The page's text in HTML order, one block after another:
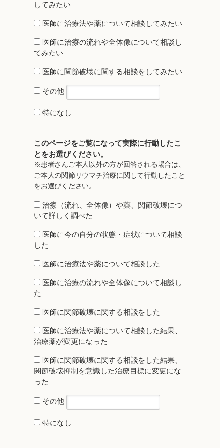
してみたい
医師に治療法や薬について相談してみたい
医師に治療の流れや全体像について相談し
てみたい
医師に関節破壊に関する相談をしてみたい
その他
特になし
このページをご覧になって実際に行動したこ
とをお選びください。
※患者さんご本人以外の方が回答される場合は、
ご本人の関節リウマチ治療に関して行動したこと
をお選びください。
治療（流れ、全体像）や薬、関節破壊につ
いて詳しく調べた
医師に今の自分の状態・症状について相談
した
医師に治療法や薬について相談した
医師に治療の流れや全体像について相談し
た
医師に関節破壊に関する相談をした
医師に治療法や薬について相談した結果、
治療薬が変更になった
医師に関節破壊に関する相談をした結果、
関節破壊抑制を意識した治療目標に変更にな
った
その他
特になし